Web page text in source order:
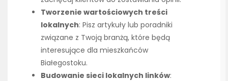
Tworzenie wartościowych treści
lokalnych: Pisz artykuły lub poradniki
związane z Twoją branżą, które będą
interesujące dla mieszkańców
Białegostoku.
Budowanie sieci lokalnych linków: